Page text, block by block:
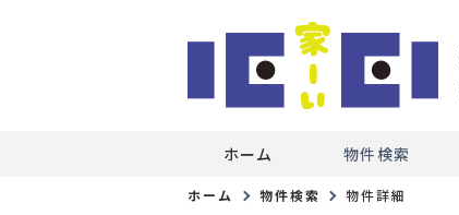
ホーム 物件検索
ホーム 物件検索 物件詳細